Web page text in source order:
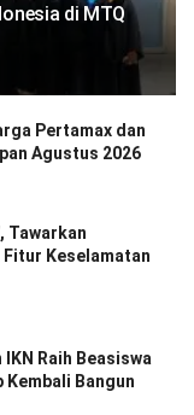
di MTQ
Pertamax dan
Agustus 2026
Tawarkan
Keselamatan
Raih Beasiswa
Bangun